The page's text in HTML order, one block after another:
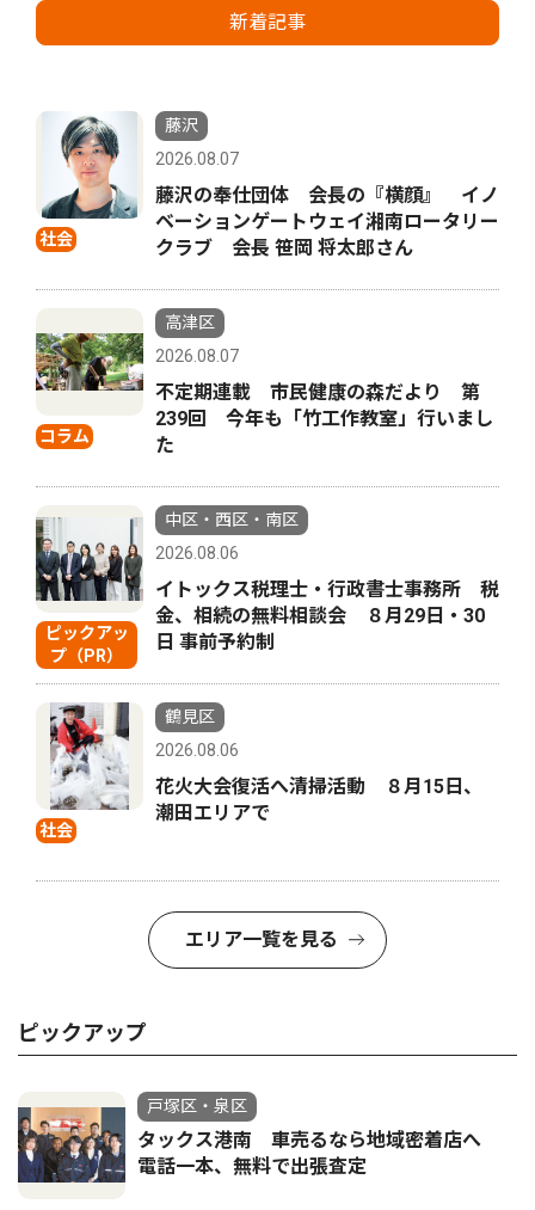
新着記事
社会
藤沢
2026.08.07
藤沢の奉仕団体 会長の『横顔』 イノ
ベーションゲートウェイ湘南ロータリー
クラブ 会長 笹岡 将太郎さん
コラム
高津区
2026.08.07
不定期連載 市民健康の森だより 第
239回 今年も「竹工作教室」行いまし
た
ピックアッ
プ（PR）
中区・西区・南区
2026.08.06
イトックス税理士・行政書士事務所 税
金、相続の無料相談会 ８月29日・30
日 事前予約制
社会
鶴見区
2026.08.06
花火大会復活へ清掃活動 ８月15日、
潮田エリアで
エリア一覧を見る
ピックアップ
戸塚区・泉区
タックス港南 車売るなら地域密着店へ
電話一本、無料で出張査定